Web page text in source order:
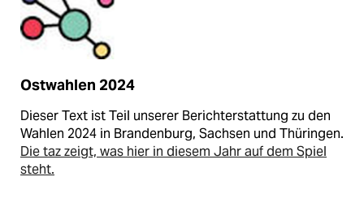
Ostwahlen 2024
Dieser Text ist Teil unserer Berichterstattung zu den
Wahlen 2024 in Brandenburg, Sachsen und Thüringen.
Die taz zeigt, was hier in diesem Jahr auf dem Spiel
steht.